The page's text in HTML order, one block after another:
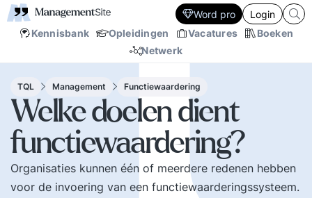
Kennisbank Opleidingen Vacatures
Boeken
Netwerk
Word pro Login
TQL Management Functiewaardering
Welke doelen dient
functiewaardering?
Organisaties kunnen één of meerdere redenen hebben
voor de invoering van een functiewaarderingssysteem.